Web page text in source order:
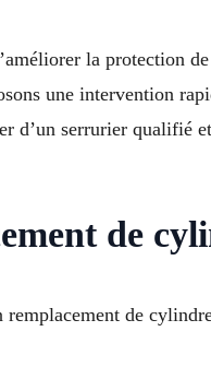
la protection
une intervention
d’un serrurier qualifié
de
de